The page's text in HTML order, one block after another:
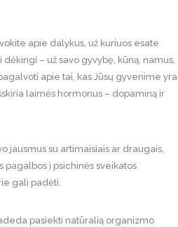
apie dalykus, už kuriuos esate
– už savo gyvybę, kūną, namus,
apie tai, kas Jūsų gyvenime yra
laimės hormonus – dopaminą ir
jausmus su artimaisiais ar draugais,
į psichinės sveikatos
gali padėti.
pasiekti natūralią organizmo